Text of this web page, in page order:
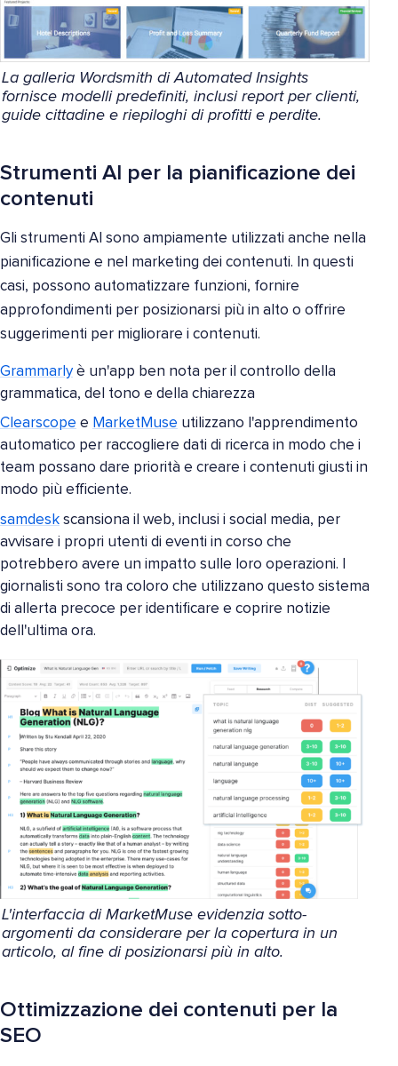
La galleria Wordsmith di Automated Insights
fornisce modelli predefiniti, inclusi report per clienti,
guide cittadine e riepiloghi di profitti e perdite.
Strumenti AI per la pianificazione dei
contenuti
Gli strumenti AI sono ampiamente utilizzati anche nella
pianificazione e nel marketing dei contenuti. In questi
casi, possono automatizzare funzioni, fornire
approfondimenti per posizionarsi più in alto o offrire
suggerimenti per migliorare i contenuti.
Grammarlyè un'app ben nota per il controllo della
grammatica, del tono e della chiarezza
Clearscope e MarketMuse utilizzano l'apprendimento
automatico per raccogliere dati di ricerca in modo che i
team possano dare priorità e creare i contenuti giusti in
modo più efficiente.
samdesk scansiona il web, inclusi i social media, per
avvisare i propri utenti di eventi in corso che
potrebbero avere un impatto sulle loro operazioni. I
giornalisti sono tra coloro che utilizzano questo sistema
di allerta precoce per identificare e coprire notizie
dell'ultima ora.
L'interfaccia di MarketMuse evidenzia sotto-
argomenti da considerare per la copertura in un
articolo, al fine di posizionarsi più in alto.
Ottimizzazione dei contenuti per la
SEO